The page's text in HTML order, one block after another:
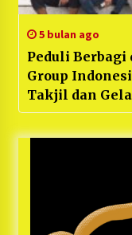
5 bulan ago
Peduli Berbagi
Group Indonesia Cabang
Takjil dan